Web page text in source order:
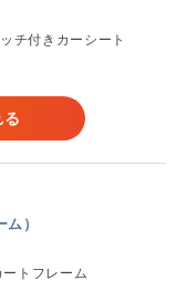
チ付きカーシート
る
）
トフレーム